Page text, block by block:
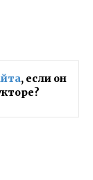
, если он